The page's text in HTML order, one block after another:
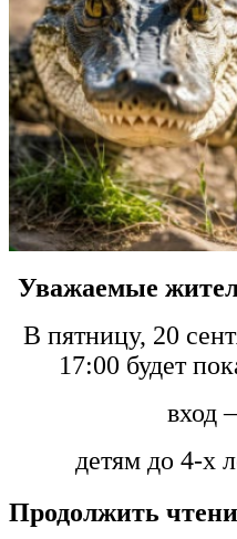
Уважаемые
В пятницу, 20
17:00 будет
вход
детям до 4-х
Продолжить